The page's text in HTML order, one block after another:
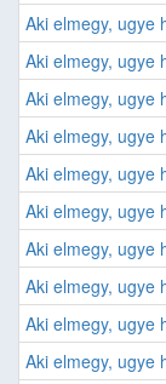
Aki elmegy, ugye
Aki elmegy, ugye
Aki elmegy, ugye
Aki elmegy, ugye
Aki elmegy, ugye
Aki elmegy, ugye
Aki elmegy, ugye
Aki elmegy, ugye
Aki elmegy, ugye
Aki elmegy, ugye